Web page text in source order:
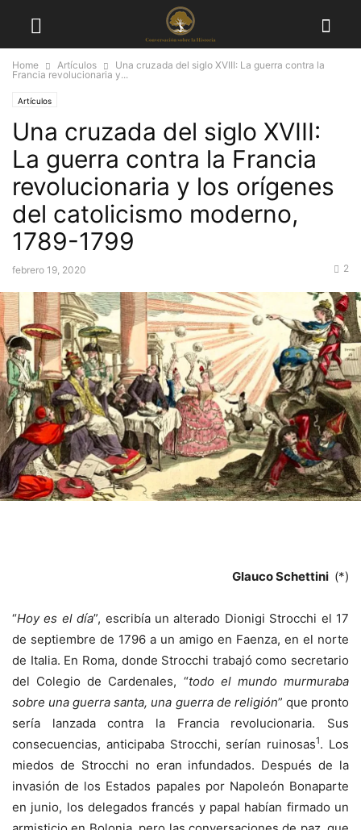
Home Artículos
Una cruzada del siglo XVIII: La guerra contra la
Francia revolucionaria y...
Artículos
Una cruzada del siglo XVIII:
La guerra contra la Francia
revolucionaria y los orígenes
del catolicismo moderno,
1789-1799
febrero 19, 2020 2
Glauco Schettini (*)
“Hoy es el día”, escribía un alterado Dionigi Strocchi el 17
de septiembre de 1796 a un amigo en Faenza, en el norte
de Italia. En Roma, donde Strocchi trabajó como secretario
del Colegio de Cardenales, “todo el mundo murmuraba
sobre una guerra santa, una guerra de religión” que pronto
sería lanzada contra la Francia revolucionaria. Sus
consecuencias, anticipaba Strocchi, serían ruinosas1. Los
miedos de Strocchi no eran infundados. Después de la
invasión de los Estados papales por Napoleón Bonaparte
en junio, los delegados francés y papal habían firmado un